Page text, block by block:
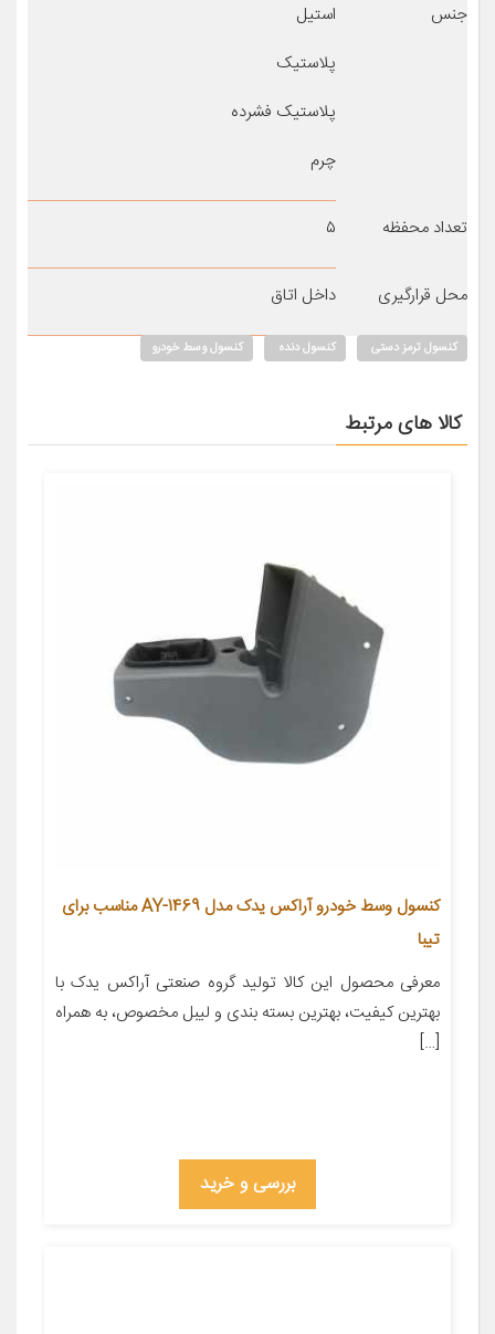
جنس
استیل
پلاستیک
پلاستیک فشرده
چرم
تعداد محفظه ۵
محل قرارگیری داخل اتاق
کنسول ترمز دستی کنسول دنده کنسول وسط خودرو
کالا های مرتبط
کنسول وسط خودرو آراکس یدک مدل AY-1469 مناسب برای
تیبا
معرفی محصول این کالا تولید گروه صنعتی آراکس یدک با
بهترین کیفیت، بهترین بسته بندی و لیبل مخصوص، به همراه
[…]
بررسی و خرید